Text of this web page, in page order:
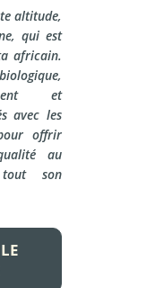
altitude,
qui est
africain.
et
avec les
offrir
au
tout son